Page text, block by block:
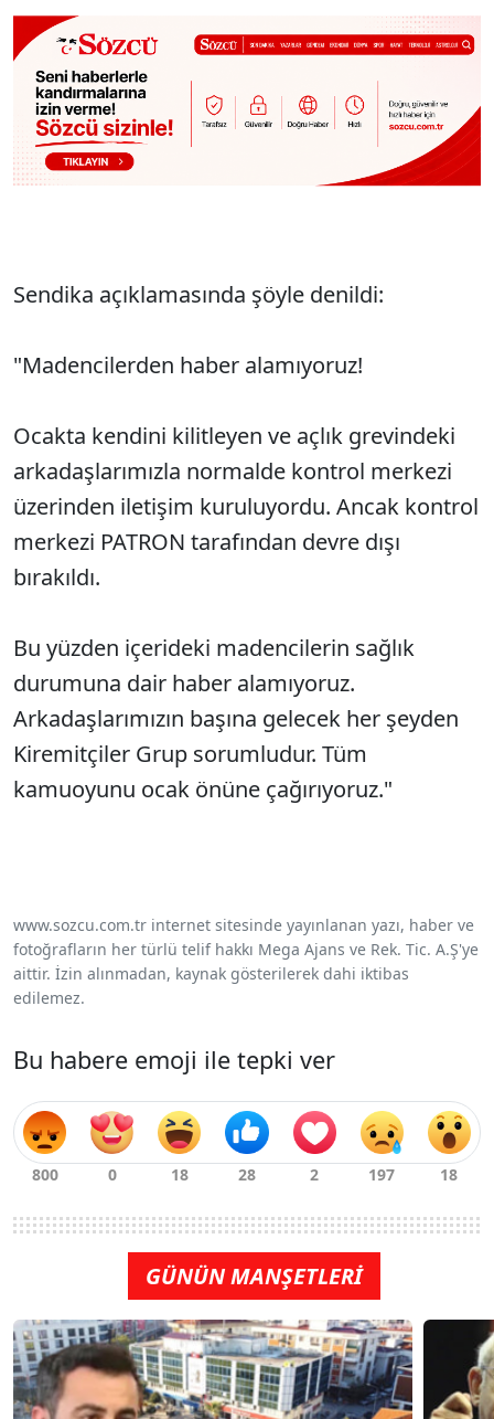
Sendika açıklamasında şöyle denildi:
"Madencilerden haber alamıyoruz!
Ocakta kendini kilitleyen ve açlık grevindeki
arkadaşlarımızla normalde kontrol merkezi
üzerinden iletişim kuruluyordu. Ancak kontrol
merkezi PATRON tarafından devre dışı
bırakıldı.
Bu yüzden içerideki madencilerin sağlık
durumuna dair haber alamıyoruz.
Arkadaşlarımızın başına gelecek her şeyden
Kiremitçiler Grup sorumludur. Tüm
kamuoyunu ocak önüne çağırıyoruz."
www.sozcu.com.tr internet sitesinde yayınlanan yazı, haber ve
fotoğrafların her türlü telif hakkı Mega Ajans ve Rek. Tic. A.Ş'ye
aittir. İzin alınmadan, kaynak gösterilerek dahi iktibas
edilemez.
Bu habere emoji ile tepki ver
GÜNÜN MANŞETLERİ